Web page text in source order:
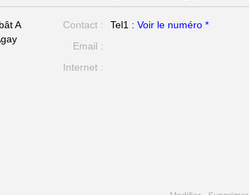
A
Contact : Tel1 : Voir le numéro *
Email :
Internet :